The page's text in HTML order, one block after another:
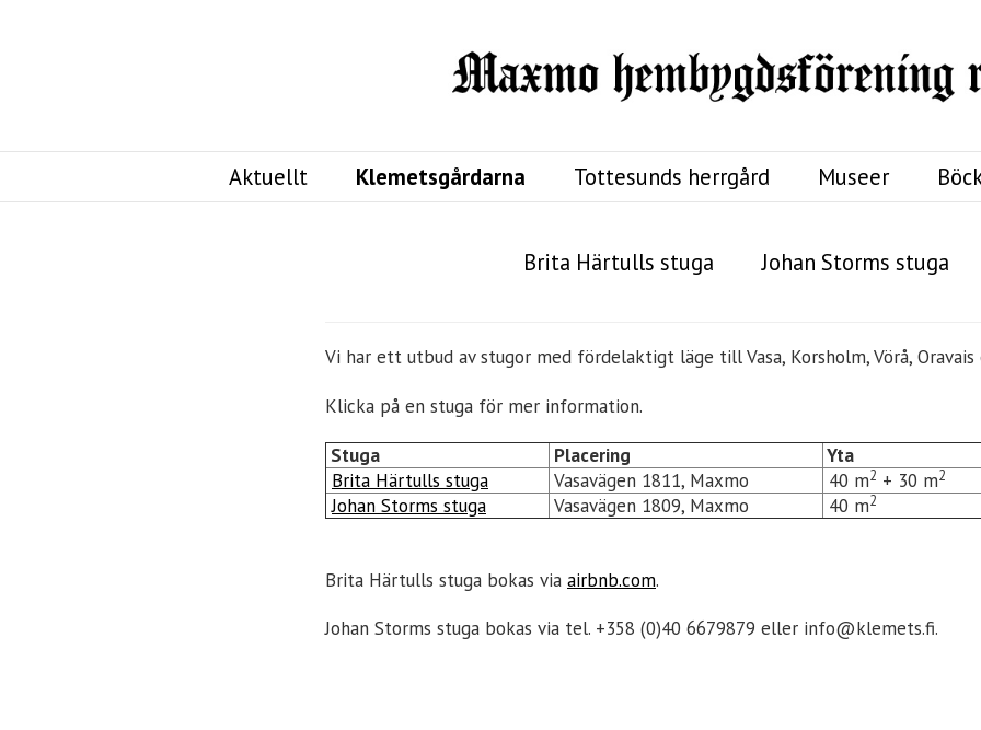
Aktuellt Klemetsgårdarna Tottesunds herrgård Museer
Brita Härtulls stuga Johan Storms stuga
Vi har ett utbud av stugor med fördelaktigt läge till Vasa, Korsholm, Vörå, Oravais
Klicka på en stuga för mer information.
Stuga Placering Yta
Brita Härtulls stuga
Vasavägen 1811, Maxmo 40 m2 + 30 m2
Johan Storms stuga
Vasavägen 1809, Maxmo 40 m2
Brita Härtulls stuga bokas via airbnb.com.
Johan Storms stuga bokas via tel. +358 (0)40 6679879 eller info@klemets.fi.